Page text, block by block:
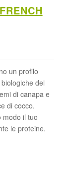
un profilo
dei
di canapa e
di cocco.
modo il tuo
le proteine.